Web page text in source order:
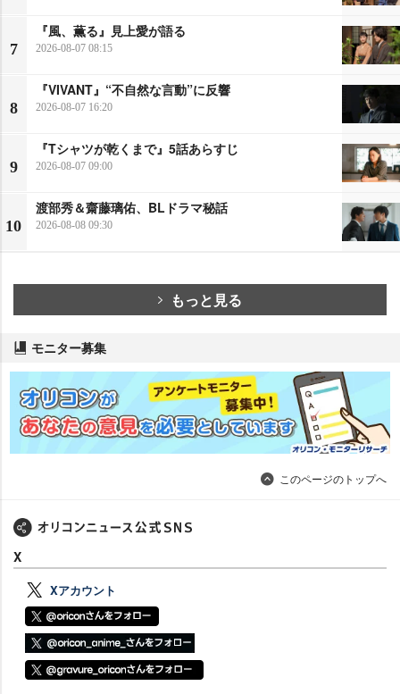
7
『風、薫る』見上愛が語る
2026-08-07 08:15
8
『VIVANT』“不自然な言動”に反響
2026-08-07 16:20
9
『Tシャツが乾くまで』5話あらすじ
2026-08-07 09:00
10
渡部秀＆齋藤璃佑、BLドラマ秘話
2026-08-08 09:30
もっと見る
モニター募集
このページのトップへ
X
Xアカウント